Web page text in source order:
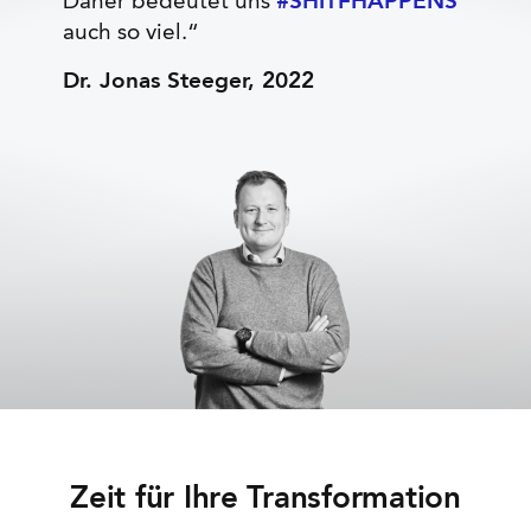
auch so viel.“
Dr. Jonas Steeger, 2022
Zeit für Ihre Transformation